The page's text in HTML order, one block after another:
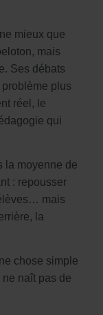
mieux que
mais
Ses débats
plus
réel, le
qui
la moyenne de
: repousser
mais
la
chose simple
naît pas de